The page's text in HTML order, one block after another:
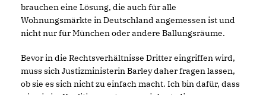
brauchen eine Lösung, die auch für alle
Wohnungsmärkte in Deutschland angemessen ist und
nicht nur für München oder andere Ballungsräume.
Bevor in die Rechtsverhältnisse Dritter eingriffen wird,
muss sich Justizministerin Barley daher fragen lassen,
ob sie es sich nicht zu einfach macht. Ich bin dafür, dass